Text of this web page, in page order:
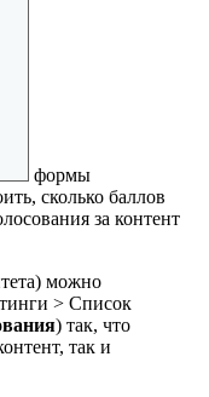
формы
сколько баллов
за контент
можно
> Список
) так, что
так и